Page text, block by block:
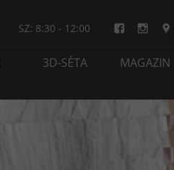
SZ: 8:30 - 12:00
3D-SÉTA MAGAZIN